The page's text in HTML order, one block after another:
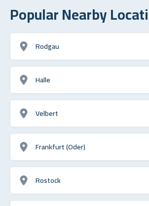
Popular Nearby
Rodgau
Halle
Velbert
Frankfurt (Oder)
Rostock